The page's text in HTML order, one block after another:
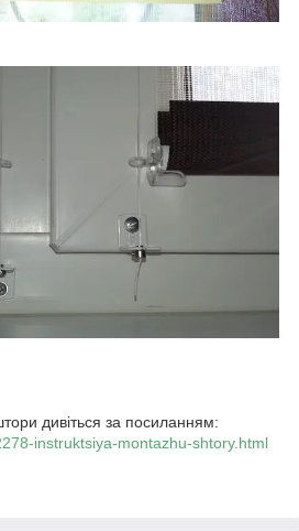
дивіться за посиланням:
instruktsiya-montazhu-shtory.html